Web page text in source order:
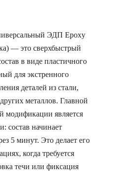
ЭДП Epoxy
— это сверхбыстрый
в виде пластичного
для экстренного
деталей из стали,
металлов. Главной
модификации является
состав начинает
5 минут. Это делает его
когда требуется
течи или фиксация